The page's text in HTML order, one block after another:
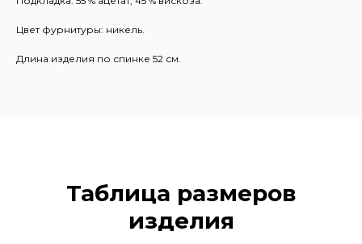
Цвет фурнитуры: никель.
Длина изделия по спинке 52 см.
Таблица размеров
изделия